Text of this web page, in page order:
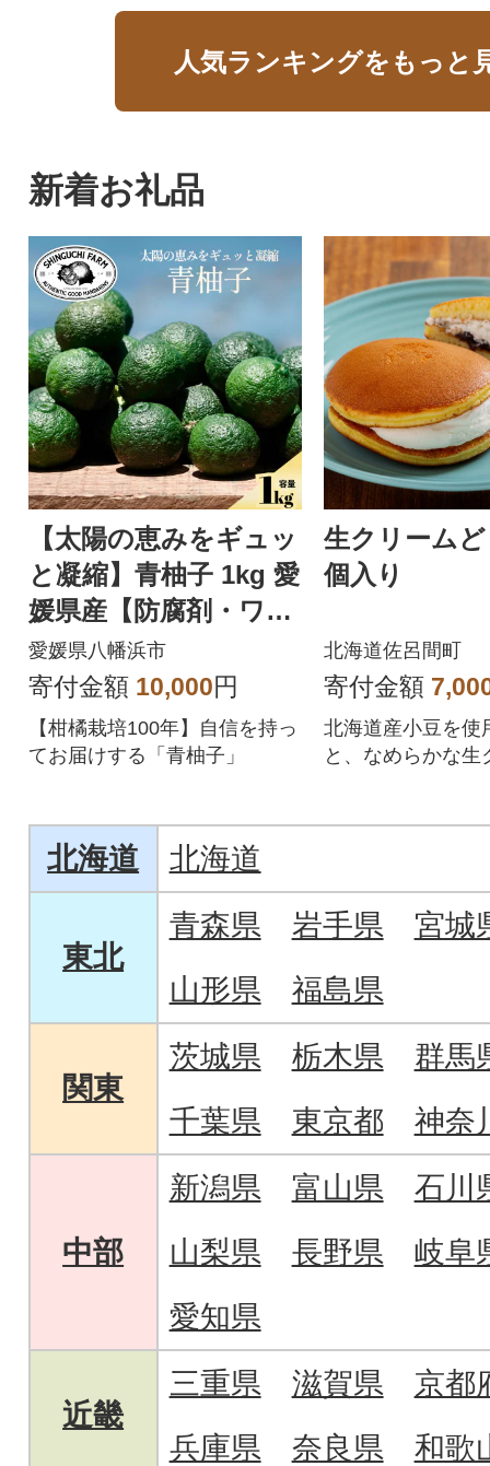
人気ランキングをもっと
新着お礼品
【太陽の恵みをギュッ
と凝縮】青柚子 1kg 愛
媛県産【防腐剤・ワッ
クス不使用】【70-19
3】
愛媛県八幡浜市
寄付金額 10,000円
【柑橘栽培100年】自信を持っ
てお届けする「青柚子」
生クリーム
個入り
北海道佐呂間町
寄付金額
北海道産小豆を使
と、なめらかな生
北海道 北海道
東北
青森県 岩手県
宮城
山形県
福島県
関東
茨城県 栃木県
群馬
千葉県
東京都 神奈
中部
新潟県 富山県
石川
山梨県
長野県
岐阜
愛知県
近畿
三重県 滋賀県
京都
兵庫県
奈良県 和歌